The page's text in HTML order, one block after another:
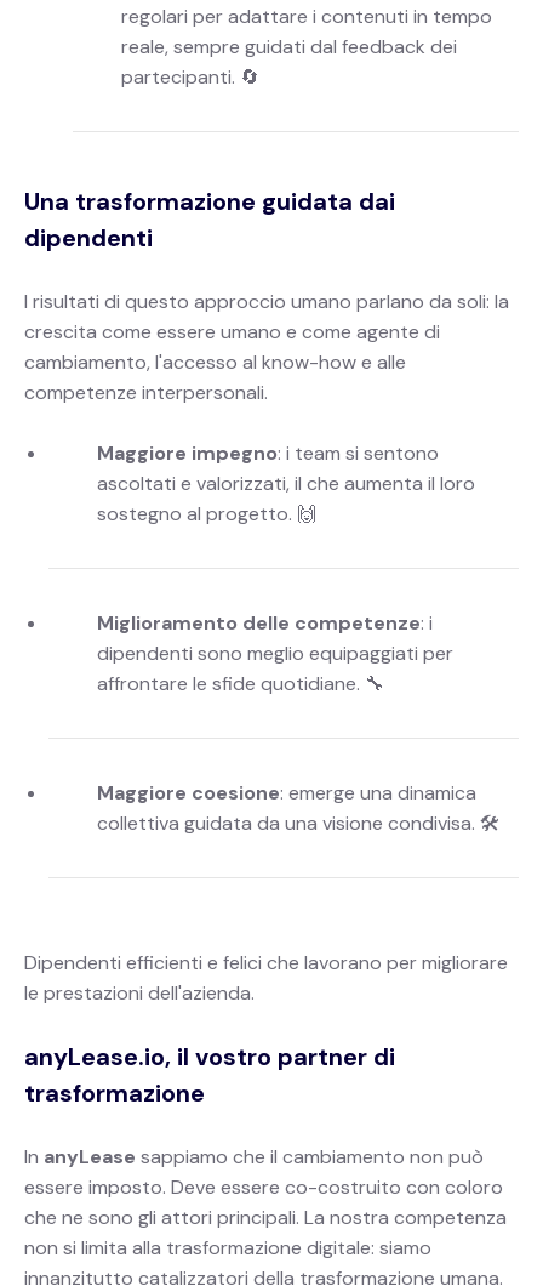
regolari per adattare i contenuti in tempo
reale, sempre guidati dal feedback dei
partecipanti. 🔄
Una trasformazione guidata dai
dipendenti
I risultati di questo approccio umano parlano da soli: la
crescita come essere umano e come agente di
cambiamento, l'accesso al know-how e alle
competenze interpersonali.
Maggiore impegno: i team si sentono
ascoltati e valorizzati, il che aumenta il loro
sostegno al progetto. 🙌
Miglioramento delle competenze: i
dipendenti sono meglio equipaggiati per
affrontare le sfide quotidiane. 🔧
Maggiore coesione: emerge una dinamica
collettiva guidata da una visione condivisa. 🛠
Dipendenti efficienti e felici che lavorano per migliorare
le prestazioni dell'azienda.
anyLease.io, il vostro partner di
trasformazione
In anyLease sappiamo che il cambiamento non può
essere imposto. Deve essere co-costruito con coloro
che ne sono gli attori principali. La nostra competenza
non si limita alla trasformazione digitale: siamo
innanzitutto catalizzatori della trasformazione umana.